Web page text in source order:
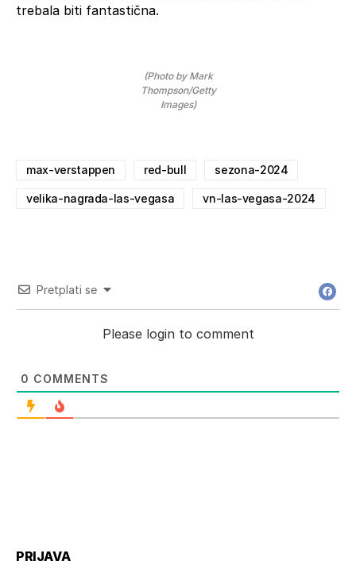
trebala biti fantastična.
(Photo by Mark
Thompson/Getty
Images)
max-verstappen red-bull sezona-2024
velika-nagrada-las-vegasa vn-las-vegasa-2024
Pretplati se
Please login to comment
0 COMMENTS
PRIJAVA